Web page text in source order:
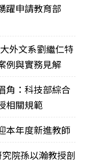
躍申請教育部
外文系劉繼仁特
例與實務見解
角：科技部綜合
相關規範
本年度新進教師
院孫以瀚教授剖